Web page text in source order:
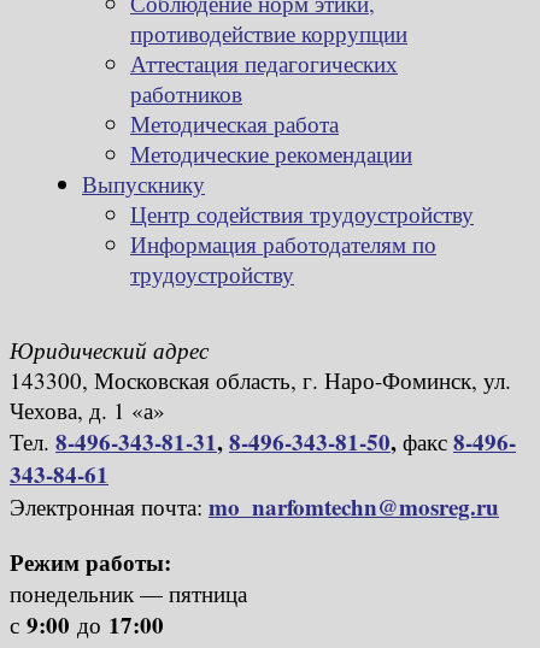
противодействие коррупции
Аттестация педагогических
работников
Методическая работа
Методические рекомендации
Выпускнику
Центр содействия трудоустройству
Информация работодателям по
трудоустройству
Юридический адрес
143300, Московская область, г. Наро-Фоминск, ул.
Чехова, д. 1 «а»
Тел. 8-496-343-81-31,8-496-343-81-50, факс 8-496-
343-84-61
Электронная почта: mo_narfomtechn@mosreg.ru
Режим работы:
понедельник — пятница
с 9:00 до 17:00